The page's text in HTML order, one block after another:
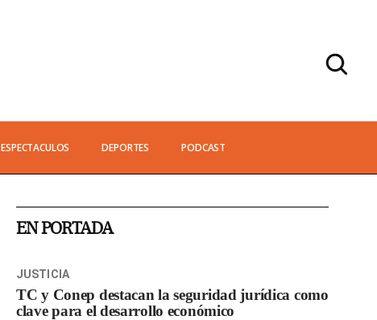
ESPECTACULOS DEPORTES PODCAST
EN PORTADA
JUSTICIA
TC y Conep destacan la seguridad jurídica como
clave para el desarrollo económico